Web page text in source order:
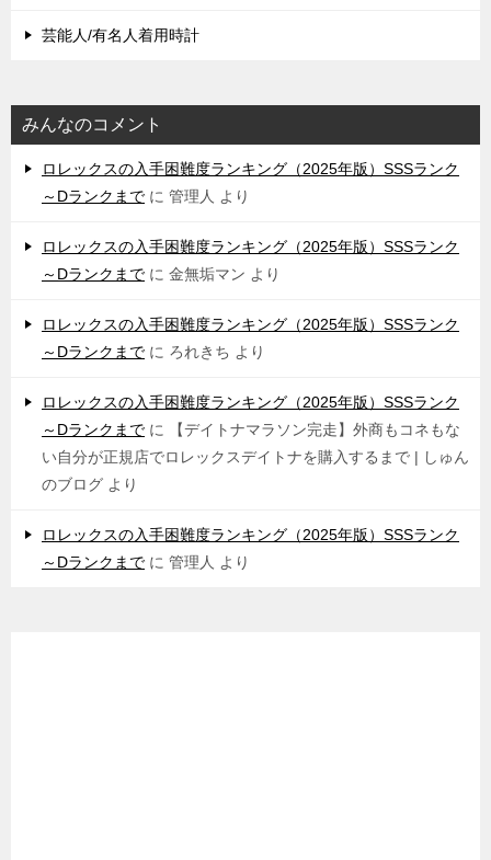
芸能人/有名人着用時計
みんなのコメント
ロレックスの入手困難度ランキング（2025年版）SSSランク
～Dランクまで に 管理人 より
ロレックスの入手困難度ランキング（2025年版）SSSランク
～Dランクまで に 金無垢マン より
ロレックスの入手困難度ランキング（2025年版）SSSランク
～Dランクまで に ろれきち より
ロレックスの入手困難度ランキング（2025年版）SSSランク
～Dランクまで に
【デイトナマラソン完走】外商もコネもな
い自分が正規店でロレックスデイトナを購入するまで | しゅん
のブログ より
ロレックスの入手困難度ランキング（2025年版）SSSランク
～Dランクまで に 管理人 より